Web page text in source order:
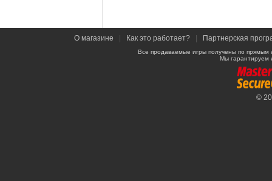
О магазине Как это работает? Партнерская
Все продаваемые игры получены по
Мы гарантируем
©